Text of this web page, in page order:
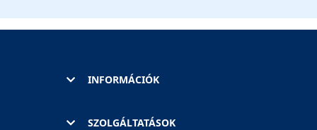
INFORMÁCIÓK
SZOLGÁLTATÁSOK